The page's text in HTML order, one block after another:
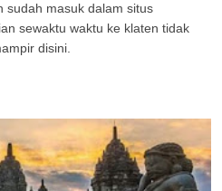
sudah masuk dalam situs
sewaktu waktu ke klaten tidak
disini.